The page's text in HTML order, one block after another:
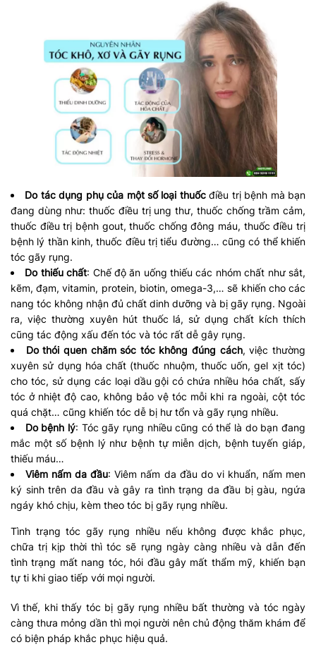
Do tác dụng phụ của một số loại thuốcđiều trị bệnh mà bạn
đang dùng như: thuốc điều trị ung thư, thuốc chống trầm cảm,
thuốc điều trị bệnh gout, thuốc chống đông máu, thuốc điều trị
bệnh lý thần kinh, thuốc điều trị tiểu đường… cũng có thể khiến
tóc gãy rụng.
Do thiếu chất: Chế độ ăn uống thiếu các nhóm chất như sắt,
kẽm, đạm, vitamin, protein, biotin, omega-3,… sẽ khiến cho các
nang tóc không nhận đủ chất dinh dưỡng và bị gãy rụng. Ngoài
ra, việc thường xuyên hút thuốc lá, sử dụng chất kích thích
cũng tác động xấu đến tóc và tóc rất dễ gây rụng.
Do thói quen chăm sóc tóc không đúng cách, việc thường
xuyên sử dụng hóa chất (thuốc nhuộm, thuốc uốn, gel xịt tóc)
cho tóc, sử dụng các loại dầu gội có chứa nhiều hóa chất, sấy
tóc ở nhiệt độ cao, không bảo vệ tóc mỗi khi ra ngoài, cột tóc
quá chặt… cũng khiến tóc dễ bị hư tổn và gãy rụng nhiều.
Do bệnh lý: Tóc gãy rụng nhiều cũng có thể là do bạn đang
mắc một số bệnh lý như bệnh tự miễn dịch, bệnh tuyến giáp,
thiếu máu…
Viêm nấm da đầu: Viêm nấm da đầu do vi khuẩn, nấm men
ký sinh trên da đầu và gây ra tình trạng da đầu bị gàu, ngứa
ngáy khó chịu, kèm theo tóc bị gãy rụng nhiều.
Tình trạng tóc gãy rụng nhiều nếu không được khắc phục,
chữa trị kịp thời thì tóc sẽ rụng ngày càng nhiều và dẫn đến
tình trạng mất nang tóc, hói đầu gây mất thẩm mỹ, khiến bạn
tự ti khi giao tiếp với mọi người.
Vì thế, khi thấy tóc bị gãy rụng nhiều bất thường và tóc ngày
càng thưa mỏng dần thì mọi người nên chủ động thăm khám để
có biện pháp khắc phục hiệu quả.